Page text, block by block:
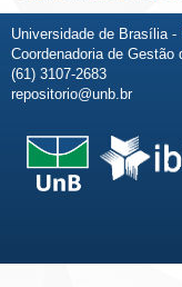
Universidade de Brasília -
Coordenadoria de
(61) 3107-2683
repositorio@unb.br